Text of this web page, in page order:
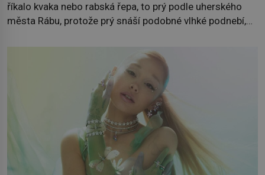
říkalo kvaka nebo rabská řepa, to prý podle uherského
města Rábu, protože prý snáší podobné vlhké podnebí,
někdy i v obchodech. Její bulvy jsou bílé, nahoře někdy